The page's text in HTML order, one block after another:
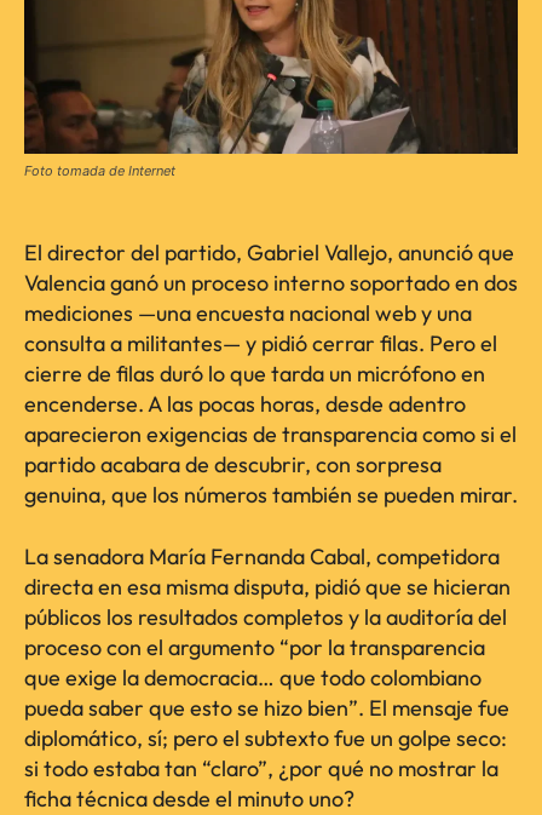
Foto tomada de Internet
El director del partido, Gabriel Vallejo, anunció que
Valencia ganó un proceso interno soportado en dos
mediciones —una encuesta nacional web y una
consulta a militantes— y pidió cerrar filas. Pero el
cierre de filas duró lo que tarda un micrófono en
encenderse. A las pocas horas, desde adentro
aparecieron exigencias de transparencia como si el
partido acabara de descubrir, con sorpresa
genuina, que los números también se pueden mirar.
La senadora María Fernanda Cabal, competidora
directa en esa misma disputa, pidió que se hicieran
públicos los resultados completos y la auditoría del
proceso con el argumento “por la transparencia
que exige la democracia… que todo colombiano
pueda saber que esto se hizo bien”. El mensaje fue
diplomático, sí; pero el subtexto fue un golpe seco:
si todo estaba tan “claro”, ¿por qué no mostrar la
ficha técnica desde el minuto uno?